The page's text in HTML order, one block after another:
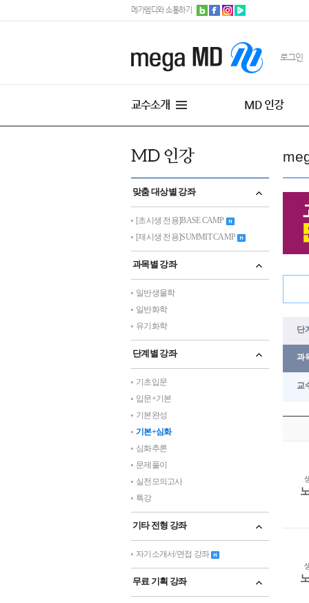
메가엠디와 소통하기
로그인
교수소개 MD 인강
맞춤 대상별 강좌
[초시생 전용]BASE CAMP
[재시생 전용]SUMMIT CAMP
과목별 강좌
일반생물학
일반화학
유기화학
단계별 강좌
기초입문
입문+기본
기본완성
기본+심화
심화추론
문제풀이
실전모의고사
특강
기타 전형 강좌
자기소개서/면접 강좌
무료 기획 강좌
단
과
교